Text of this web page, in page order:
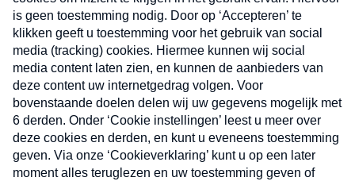
Nieuwsbrief
Neem hier een gratis abonnement op onze